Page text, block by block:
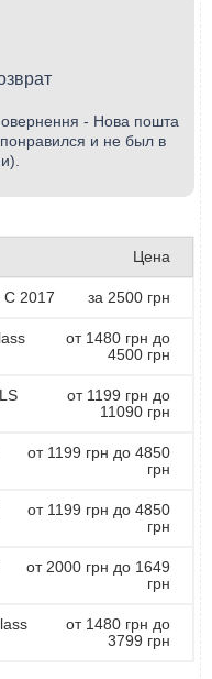
- Нова пошта
и не был в
Цена
С 2017 за 2500 грн
от 1480 грн до
4500 грн
от 1199 грн до
11090 грн
от 1199 грн до 4850
грн
от 1199 грн до 4850
грн
от 2000 грн до 1649
грн
от 1480 грн до
3799 грн